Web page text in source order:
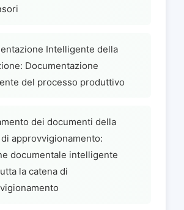
Intelligente della
Documentazione
del processo produttivo
dei documenti della
approvvigionamento:
documentale intelligente
la catena di